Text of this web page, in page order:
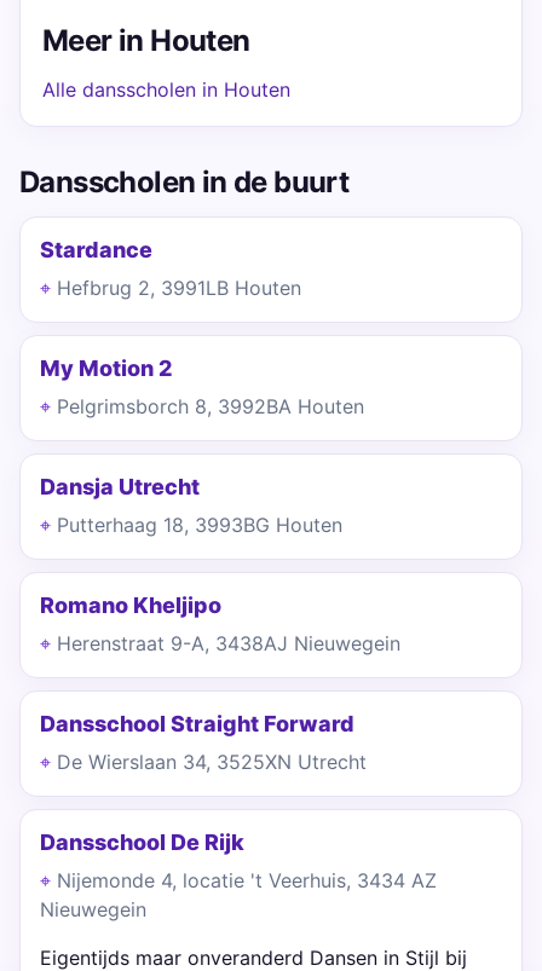
Meer in Houten
Alle dansscholen in Houten
Dansscholen in de buurt
Stardance
Hefbrug 2, 3991LB Houten
My Motion 2
Pelgrimsborch 8, 3992BA Houten
Dansja Utrecht
Putterhaag 18, 3993BG Houten
Romano Kheljipo
Herenstraat 9-A, 3438AJ Nieuwegein
Dansschool Straight Forward
De Wierslaan 34, 3525XN Utrecht
Dansschool De Rijk
Nijemonde 4, locatie 't Veerhuis, 3434 AZ
Nieuwegein
Eigentijds maar onveranderd Dansen in Stijl bij